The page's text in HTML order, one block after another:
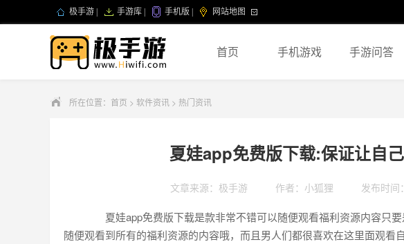
极手游 手游库 手机版 网站地图
首页 手机游戏 手游问答
所在位置： 首页 > 软件资讯 > 热门资讯
夏娃app免费版下载:保证让自
文章来源：极手游 作者：小狐狸 发布时间
夏娃app免费版下载是款非常不错可以随便观看福利资源内容只要
随便观看到所有的福利资源的内容哦，而且男人们都很喜欢在这里面观看